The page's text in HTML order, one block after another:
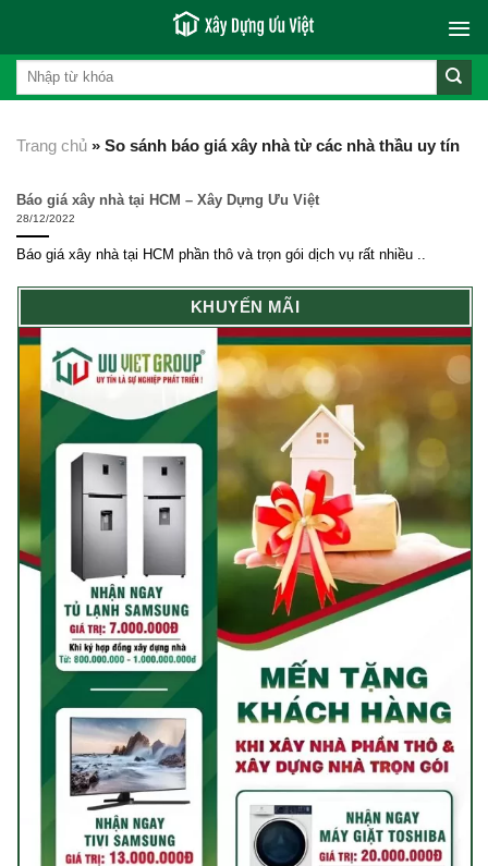
content
Trang chủ » So sánh báo giá xây nhà từ các nhà thầu uy tín
Báo giá xây nhà tại HCM – Xây Dựng Ưu Việt
28/12/2022
Báo giá xây nhà tại HCM phần thô và trọn gói dịch vụ rất nhiều ..
KHUYẾN MÃI